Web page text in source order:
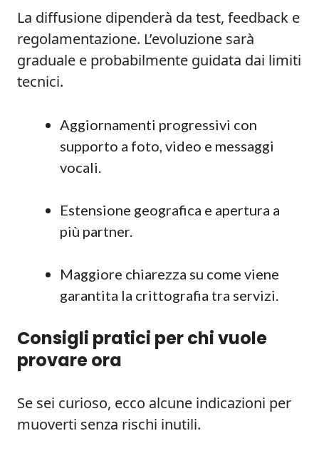
La diffusione dipenderà da test, feedback e
regolamentazione. L’evoluzione sarà
graduale e probabilmente guidata dai limiti
tecnici.
Aggiornamenti progressivi con
supporto a foto, video e messaggi
vocali.
Estensione geografica e apertura a
più partner.
Maggiore chiarezza su come viene
garantita la crittografia tra servizi.
Consigli pratici per chi vuole
provare ora
Se sei curioso, ecco alcune indicazioni per
muoverti senza rischi inutili.